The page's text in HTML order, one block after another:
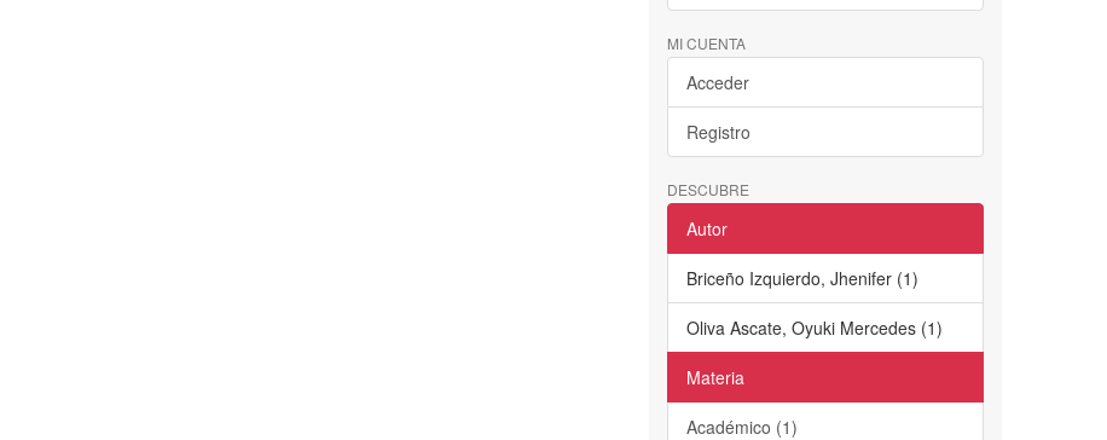
MI CUENTA
Acceder
Registro
DESCUBRE
Autor
Briceño Izquierdo, Jhenifer (1)
Oliva Ascate, Oyuki Mercedes (1)
Materia
Académico (1)